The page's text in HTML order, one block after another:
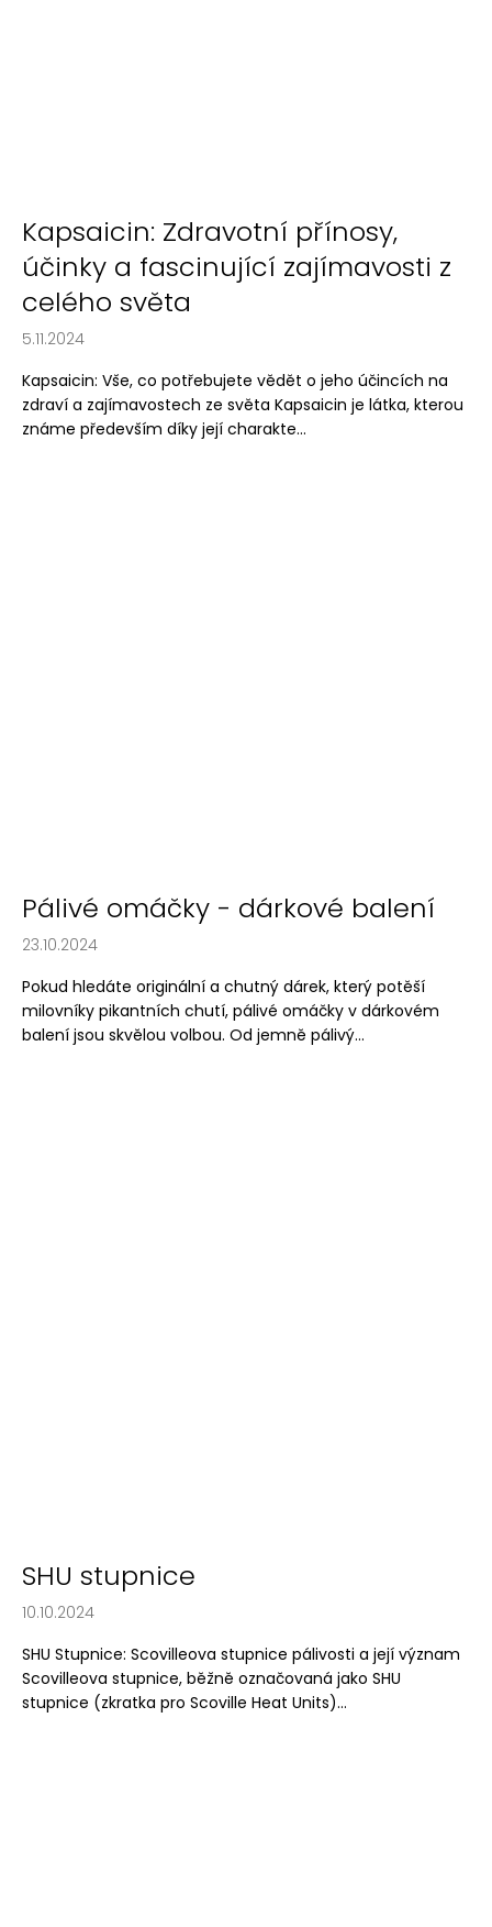
Kapsaicin: Zdravotní přínosy,
účinky a fascinující zajímavosti z
celého světa
5.11.2024
Kapsaicin: Vše, co potřebujete vědět o jeho účincích na
zdraví a zajímavostech ze světa Kapsaicin je látka, kterou
známe především díky její charakte...
Pálivé omáčky - dárkové balení
23.10.2024
Pokud hledáte originální a chutný dárek, který potěší
milovníky pikantních chutí, pálivé omáčky v dárkovém
balení jsou skvělou volbou. Od jemně pálivý...
SHU stupnice
10.10.2024
SHU Stupnice: Scovilleova stupnice pálivosti a její význam
Scovilleova stupnice, běžně označovaná jako SHU
stupnice (zkratka pro Scoville Heat Units)...